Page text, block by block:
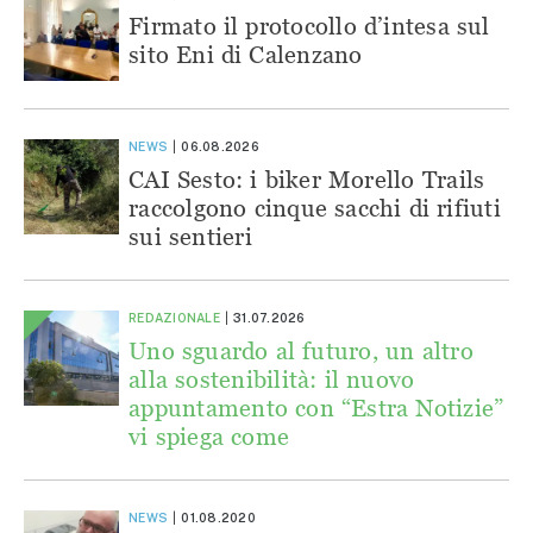
Firmato il protocollo d’intesa sul
sito Eni di Calenzano
NEWS 06.08.2026
CAI Sesto: i biker Morello Trails
raccolgono cinque sacchi di rifiuti
sui sentieri
REDAZIONALE 31.07.2026
Uno sguardo al futuro, un altro
alla sostenibilità: il nuovo
appuntamento con “Estra Notizie”
vi spiega come
NEWS 01.08.2020